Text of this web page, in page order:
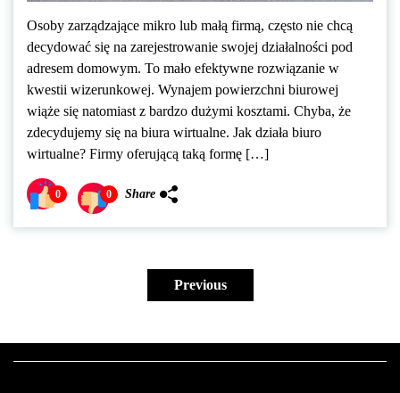
Osoby zarządzające mikro lub małą firmą, często nie chcą
decydować się na zarejestrowanie swojej działalności pod
adresem domowym. To mało efektywne rozwiązanie w
kwestii wizerunkowej. Wynajem powierzchni biurowej
wiąże się natomiast z bardzo dużymi kosztami. Chyba, że
zdecydujemy się na biura wirtualne. Jak działa biuro
wirtualne? Firmy oferującą taką formę […]
0 0 Share
Previous